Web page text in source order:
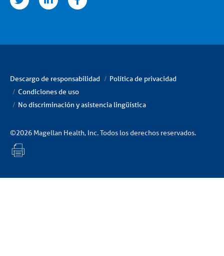
Descargo de responsabilidad
Política de privacidad
Condiciones de uso
No discriminación y asistencia lingüística
©2026 Magellan Health, Inc. Todos los derechos reservados.